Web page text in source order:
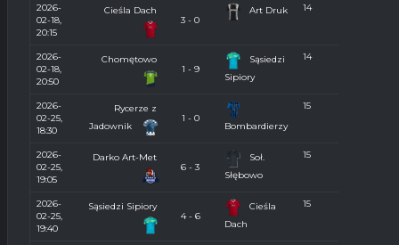
2026-
02-18,
20:15
Cieśla Dach
3 - 0
Art Druk 14
2026-
02-18,
20:50
Chomętowo
1 - 9
Sąsiedzi
Sipiory
14
2026-
02-25,
18:30
Rycerze z
Jadownik
1 - 0
Bombardierzy
15
2026-
02-25,
19:05
Darko Art-Met
6 - 3
Soł.
Słębowo
15
2026-
02-25,
19:40
Sąsiedzi Sipiory
4 - 6
Cieśla
Dach
15